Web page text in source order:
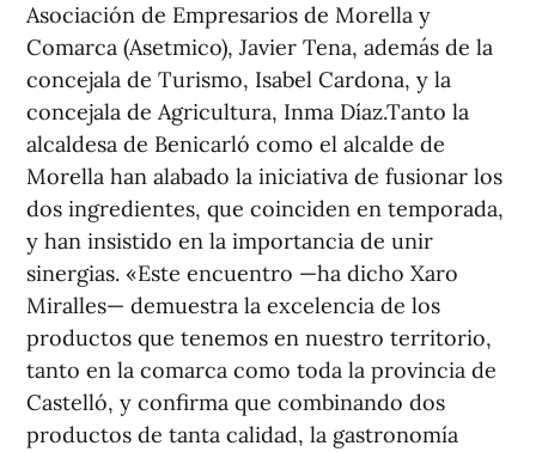
Asociación de Empresarios de Morella y
Comarca (Asetmico), Javier Tena, además de la
concejala de Turismo, Isabel Cardona, y la
concejala de Agricultura, Inma Díaz.Tanto la
alcaldesa de Benicarló como el alcalde de
Morella han alabado la iniciativa de fusionar los
dos ingredientes, que coinciden en temporada,
y han insistido en la importancia de unir
sinergias. «Este encuentro —ha dicho Xaro
Miralles— demuestra la excelencia de los
productos que tenemos en nuestro territorio,
tanto en la comarca como toda la provincia de
Castelló, y confirma que combinando dos
productos de tanta calidad, la gastronomía